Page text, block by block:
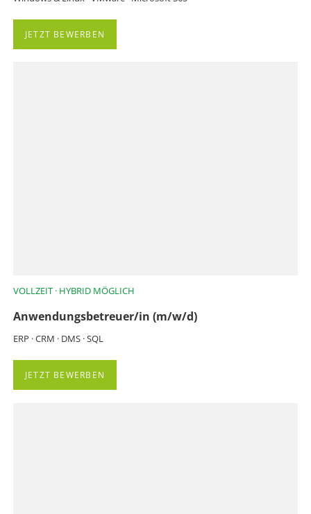
JETZT BEWERBEN
VOLLZEIT · HYBRID MÖGLICH
Anwendungsbetreuer/in (m/w/d)
ERP · CRM · DMS · SQL
JETZT BEWERBEN